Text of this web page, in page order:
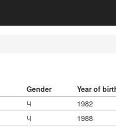
Gender Year of
Ч 1982
Ч 1988